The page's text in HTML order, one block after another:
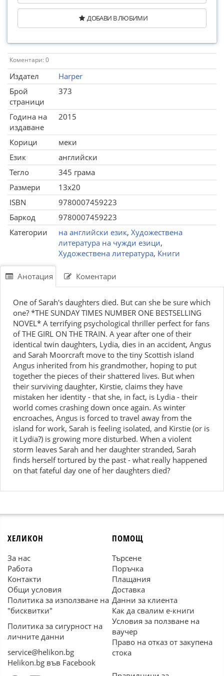
ДОБАВИ В ЛЮБИМИ
Коментари: 0
Издател
Harper
Брой
страници
373
Година на
издаване
2015
Корици
меки
Език
английски
Тегло
345 грама
Размери
13x20
ISBN
9780007459223
Баркод
9780007459223
Категории
на английски език, Художествена
литература на чужди езици,
Художествена литература, Книги
Анотация Коментари
One of Sarah's daughters died. But can she be sure which
one? *THE SUNDAY TIMES NUMBER ONE BESTSELLING
NOVEL* A terrifying psychological thriller perfect for fans
of THE GIRL ON THE TRAIN. A year after one of their
identical twin daughters, Lydia, dies in an accident, Angus
and Sarah Moorcraft move to the tiny Scottish island
Angus inherited from his grandmother, hoping to put
together the pieces of their shattered lives. But when
their surviving daughter, Kirstie, claims they have
mistaken her identity - that she, in fact, is Lydia - their
world comes crashing down once again. As winter
encroaches, Angus is forced to travel away from the
island for work, Sarah is feeling isolated, and Kirstie (or is
it Lydia?) is growing more disturbed. When a violent
storm leaves Sarah and her daughter stranded, Sarah
finds herself tortured by the past - what really happened
on that fateful day one of her daughters died?
ХЕЛИКОН
За нас
Работа
Контакти
Общи условия
Политика за използване на
"бисквитки"
Политика за сигурност на
личните данни
service@helikon.bg
Helikon.bg във Facebook
ПОМОЩ
Търсене
Поръчка
Плащания
Доставка
Данни за клиента
Как да свалим е-книги
Условия за ползване на
ваучер
Право на отказ от закупена
стока